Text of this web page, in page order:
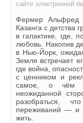
сайте электронной
Фермер Альфред
Казанга с детства
в галактике, где,
любовь. Накопив
в Нью‑Йорк,
Земля встречает
где война,
с ценником и
самое, о чём
неожиданной
разобраться,
переживаний — и
жить.